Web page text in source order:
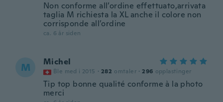
Non conforme all’ordine effettuato,arrivata
taglia M richiesta la XL anche il colore non
corrisponde all’ordine
ca. 6 år siden
M Michel
Ble med i 2015 · 282 omtaler · 296 opplastinger
Tip top bonne qualité conforme à la photo
merci